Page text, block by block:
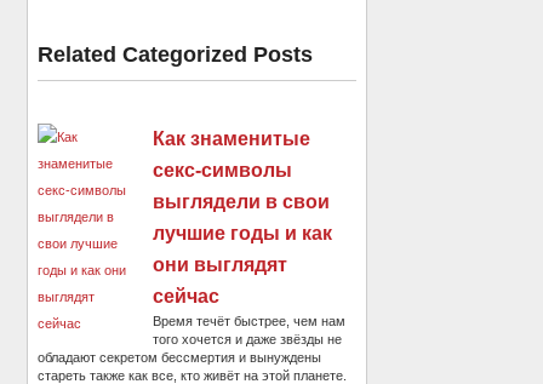
Related Categorized Posts
Как знаменитые
секс-символы
выглядели в свои
лучшие годы и как
они выглядят
сейчас
Время течёт быстрее, чем нам
того хочется и даже звёзды не
обладают секретом бессмертия и вынуждены
стареть также как все, кто живёт на этой планете.